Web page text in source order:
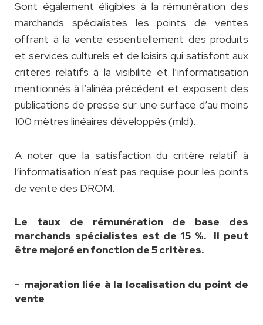
Sont également éligibles à la rémunération des
marchands spécialistes les points de ventes
offrant à la vente essentiellement des produits
et services culturels et de loisirs qui satisfont aux
critères relatifs à la visibilité et l’informatisation
mentionnés à l’alinéa précédent et exposent des
publications de presse sur une surface d’au moins
100 mètres linéaires développés (mld).
A noter que la satisfaction du critère relatif à
l’informatisation n’est pas requise pour les points
de vente des DROM.
Le taux de rémunération de base des
marchands spécialistes est de 15 %. Il peut
être majoré en fonction de 5 critères.
- majoration liée à la localisation du point de
vente